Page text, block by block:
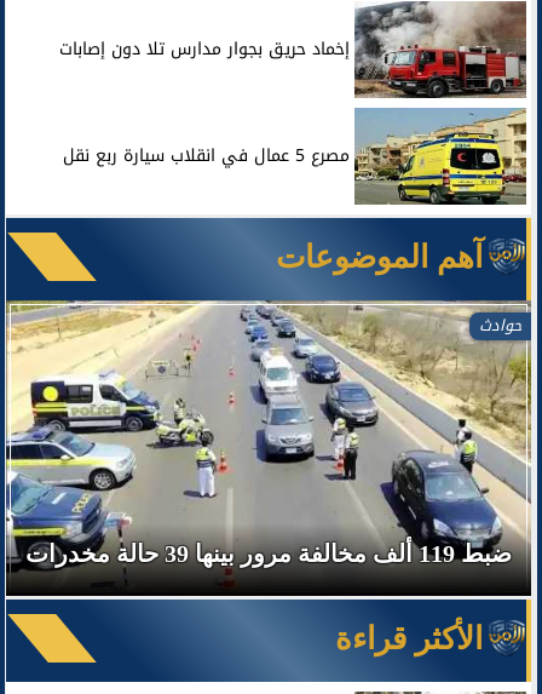
إخماد حريق بجوار مدارس تلا دون إصابات
مصرع 5 عمال في انقلاب سيارة ربع نقل
آهم الموضوعات
حوادث
ضبط 119 ألف مخالفة مرور بينها 39 حالة مخدرات
الأكثر قراءة